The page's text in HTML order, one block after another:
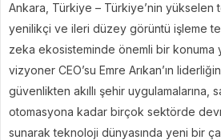
Ankara, Türkiye – Türkiye’nin yükselen
yenilikçi ve ileri düzey görüntü işleme
zeka ekosisteminde önemli bir konuma
vizyoner CEO’su Emre Arıkan’ın
güvenlikten akıllı şehir uygulamalarına,
otomasyona kadar birçok sektörde
sunarak teknoloji dünyasında yeni bir